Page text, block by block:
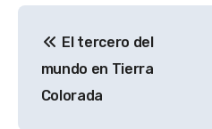
de
entradas
El tercero del
mundo en Tierra
Colorada